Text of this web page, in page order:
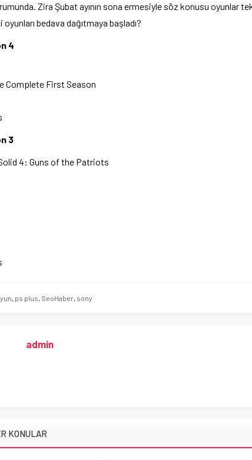
Zira Şubat ayının sona ermesiyle söz konusu oyunlar
oyunları bedava dağıtmaya başladı?
4
Complete First Season
3
4: Guns of the Patriots
, ps plus, SeoHaber, sony
admin
KONULAR